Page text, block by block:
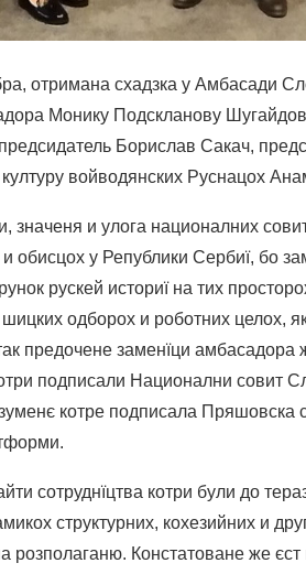
отримана схадзка у Амбасади
Монику Подскланову
Борислав Сакач,
войводянских Руснацох
значеня и улога националних
обисцох у Републики Сербиї, бо
рускей историї на тих
одборох и роботних целох,
предочене заменїци
подписали Национални совит
котре подписала
сотруднїцтва котри були до
структурних, кохезийних и
розполаганю. Констатоване же єст